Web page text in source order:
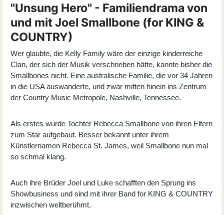
"Unsung Hero" - Familiendrama von
und mit Joel Smallbone (for KING &
COUNTRY)
Wer glaubte, die Kelly Family wäre der einzige kinderreiche
Clan, der sich der Musik verschrieben hätte, kannte bisher die
Smallbones nicht. Eine australische Familie, die vor 34 Jahren
in die USA auswanderte, und zwar mitten hinein ins Zentrum
der Country Music Metropole, Nashville, Tennessee.
Als erstes wurde Tochter Rebecca Smallbone von ihren Eltern
zum Star aufgebaut. Besser bekannt unter ihrem
Künstlernamen Rebecca St. James, weil Smallbone nun mal
so schmal klang.
Auch ihre Brüder Joel und Luke schafften den Sprung ins
Showbusiness und sind mit ihrer Band for KING & COUNTRY
inzwischen weltberühmt.